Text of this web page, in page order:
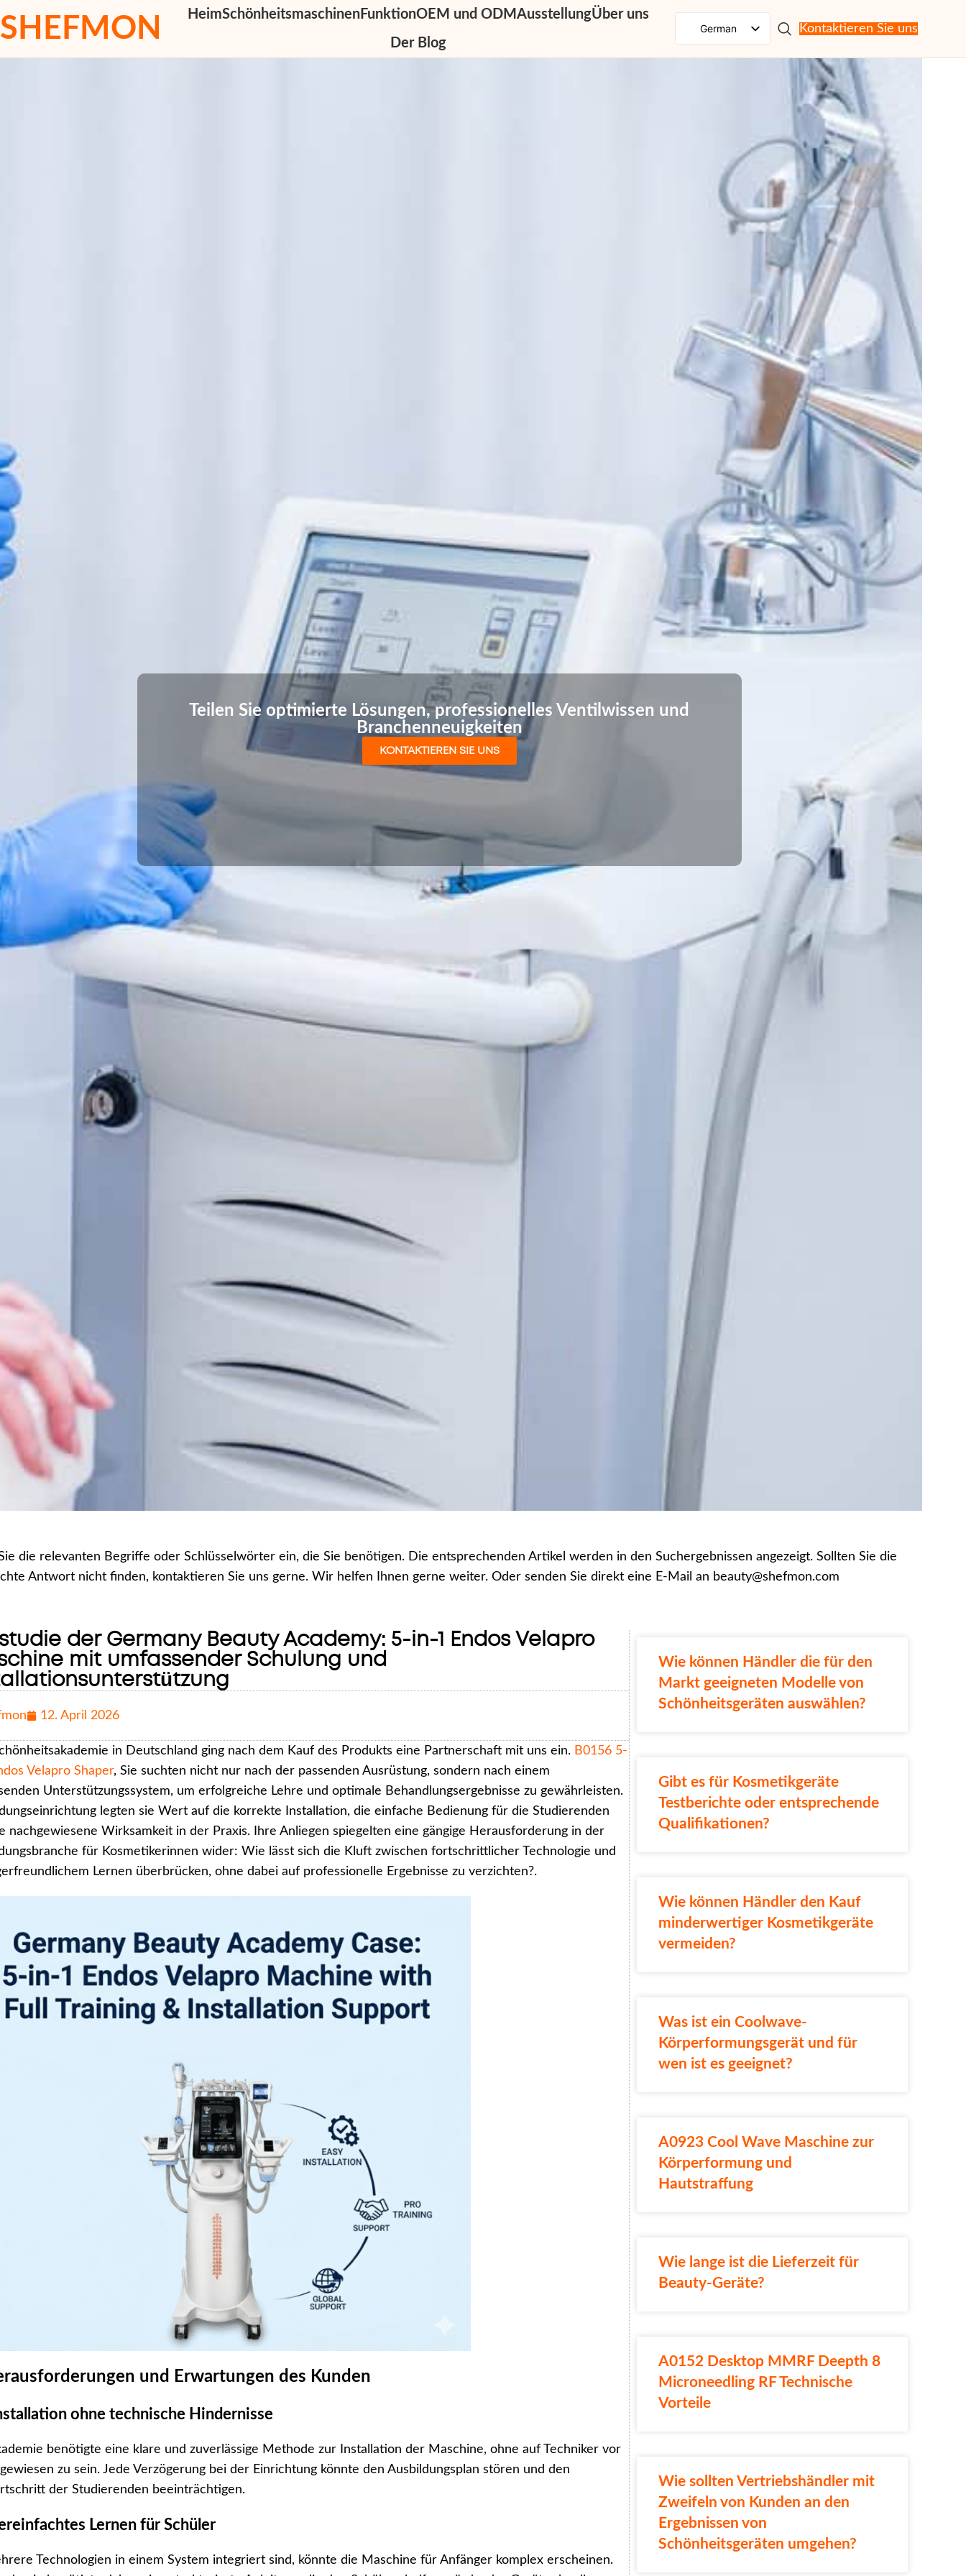
SHEFMON HeimSchönheitsmaschinenFunktionOEM und ODM AusstellungÜber uns
Der Blog
German
Portuguese
Japanese
Korean
Kontaktieren Sie uns
Teilen Sie optimierte Lösungen, professionelles Ventilwissen und
Branchenneuigkeiten
KONTAKTIEREN SIE UNS
die relevanten Begriffe oder Schlüsselwörter ein, die Sie benötigen. Die entsprechenden Artikel werden in den Suchergebnissen angezeigt. Sollten Sie die
Antwort nicht finden, kontaktieren Sie uns gerne. Wir helfen Ihnen gerne weiter. Oder senden Sie direkt eine E-Mail an beauty@shefmon.com
der Germany Beauty Academy: 5-in-1 Endos Velapro
mit umfassender Schulung und
12. April 2026
in Deutschland ging nach dem Kauf des Produkts eine Partnerschaft mit uns ein. B0156 5-
Velapro Shaper, Sie suchten nicht nur nach der passenden Ausrüstung, sondern nach einem
Unterstützungssystem, um erfolgreiche Lehre und optimale Behandlungsergebnisse zu gewährleisten.
legten sie Wert auf die korrekte Installation, die einfache Bedienung für die Studierenden
nachgewiesene Wirksamkeit in der Praxis. Ihre Anliegen spiegelten eine gängige Herausforderung in der
für Kosmetikerinnen wider: Wie lässt sich die Kluft zwischen fortschrittlicher Technologie und
Lernen überbrücken, ohne dabei auf professionelle Ergebnisse zu verzichten?.
und Erwartungen des Kunden
ohne technische Hindernisse
benötigte eine klare und zuverlässige Methode zur Installation der Maschine, ohne auf Techniker vor
zu sein. Jede Verzögerung bei der Einrichtung könnte den Ausbildungsplan stören und den
der Studierenden beeinträchtigen.
Lernen für Schüler
Technologien in einem System integriert sind, könnte die Maschine für Anfänger komplex erscheinen.
Wie können Händler die für den
Markt geeigneten Modelle von
Schönheitsgeräten auswählen?
Gibt es für Kosmetikgeräte
Testberichte oder entsprechende
Qualifikationen?
Wie können Händler den Kauf
minderwertiger Kosmetikgeräte
vermeiden?
Was ist ein Coolwave-
Körperformungsgerät und für
wen ist es geeignet?
A0923 Cool Wave Maschine zur
Körperformung und
Hautstraffung
Wie lange ist die Lieferzeit für
Beauty-Geräte?
A0152 Desktop MMRF Deepth 8
Microneedling RF Technische
Vorteile
Wie sollten Vertriebshändler mit
Zweifeln von Kunden an den
Ergebnissen von
Schönheitsgeräten umgehen?